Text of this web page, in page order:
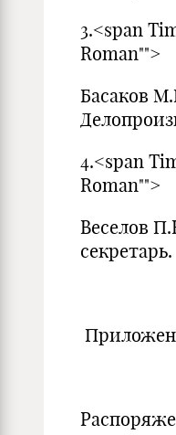
3.<span
Roman"">
Басаков
4.<span
Roman"">
Веселов
секретарь.